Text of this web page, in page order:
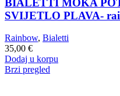
SVIJETLO PLAVA-
Rainbow, Bialetti
35,00 €
Dodaj u korpu
Brzi pregled